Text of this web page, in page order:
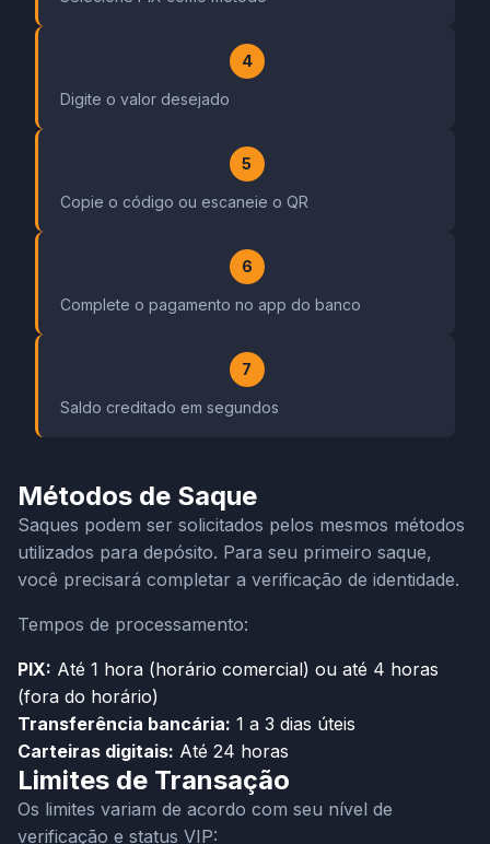
4
Digite o valor desejado
5
Copie o código ou escaneie o QR
6
Complete o pagamento no app do banco
7
Saldo creditado em segundos
Métodos de Saque
Saques podem ser solicitados pelos mesmos métodos
utilizados para depósito. Para seu primeiro saque,
você precisará completar a verificação de identidade.
Tempos de processamento:
PIX: Até 1 hora (horário comercial) ou até 4 horas
(fora do horário)
Transferência bancária: 1 a 3 dias úteis
Carteiras digitais: Até 24 horas
Limites de Transação
Os limites variam de acordo com seu nível de
verificação e status VIP: